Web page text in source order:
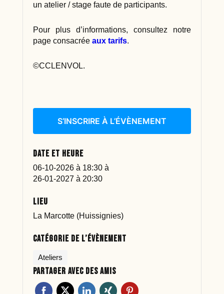
un atelier / stage faute de participants.
Pour plus d’informations, consultez notre
page consacrée aux tarifs.
©CCLENVOL.
S’INSCRIRE À L’ÉVÈNEMENT
Date et heure
06-10-2026 à 18:30 à
26-01-2027 à 20:30
Lieu
La Marcotte (Huissignies)
Catégorie de l’évènement
Ateliers
Partager avec des amis